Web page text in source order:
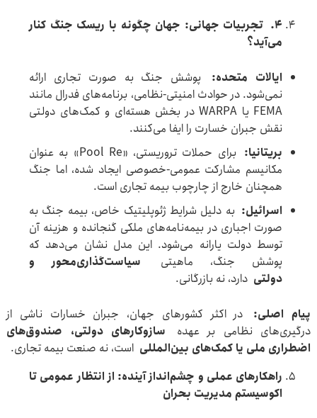
4
. تجربیات جهانی: جهان چگونه با ریسک جنگ کنار
می‌آید؟
ایالات متحده: پوشش جنگ به صورت تجاری ارائه
نمی‌شود. در حوادث امنیتی-نظامی، برنامه‌های فدرال مانند
FEMA یا WARPA در بخش هسته‌ای و کمک‌های دولتی
نقش جبران خسارت را ایفا می‌کنند.
بریتانیا:
برای حملات تروریستی، «Pool Re» به عنوان
مکانیسم مشارکت عمومی-خصوصی ایجاد شده، اما جنگ
همچنان خارج از چارچوب بیمه تجاری است.
اسرائیل: به دلیل شرایط ژئوپلیتیک خاص، بیمه جنگ به
صورت اجباری در بیمه‌نامه‌های ملکی گنجانده و هزینه آن
توسط دولت یارانه می‌شود. این مدل نشان می‌دهد که
پوشش جنگ، ماهیتی سیاست‌گذاری‌محور و
دولتی دارد، نه بازرگانی.
پیام اصلی: در اکثر کشورهای جهان، جبران خسارات ناشی از
درگیری‌های نظامی بر عهده سازوکارهای دولتی، صندوق‌های
اضطراری ملی یا کمک‌های بین‌المللی است، نه صنعت بیمه تجاری.
راهکارهای عملی و چشم‌انداز آینده: از انتظار عمومی تا
اکوسیستم مدیریت بحران